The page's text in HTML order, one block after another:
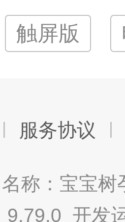
触屏版
服务协议
称：宝宝
9.79.0 开发